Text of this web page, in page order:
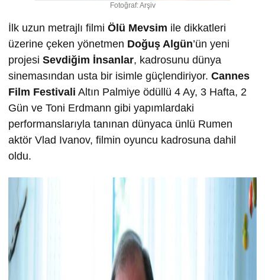
Fotoğraf: Arşiv
İlk uzun metrajlı filmi Ölü Mevsim ile dikkatleri
üzerine çeken yönetmen Doğuş Algün’ün yeni
projesi Sevdiğim İnsanlar, kadrosunu dünya
sinemasından usta bir isimle güçlendiriyor. Cannes
Film Festivali Altın Palmiye ödüllü 4 Ay, 3 Hafta, 2
Gün ve Toni Erdmann gibi yapımlardaki
performanslarıyla tanınan dünyaca ünlü Rumen
aktör Vlad Ivanov, filmin oyuncu kadrosuna dahil
oldu.